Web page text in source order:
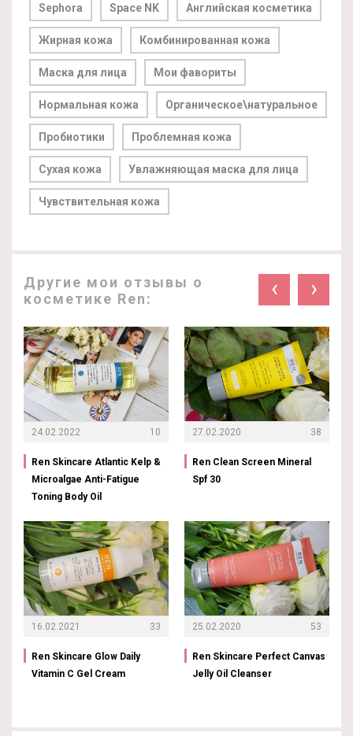
Sephora Space NK Английская косметика
Жирная кожа Комбинированная кожа
Маска для лица Мои фавориты
Нормальная кожа Органическое\натуральное
Пробиотики Проблемная кожа
Сухая кожа Увлажняющая маска для лица
Чувствительная кожа
Другие мои отзывы о
косметике Ren:
‹ ›
24.02.2022 10
Ren Skincare Atlantic Kelp &
Microalgae Anti-Fatigue
Toning Body Oil
16.02.2021 33
Ren Skincare Glow Daily
Vitamin C Gel Cream
27.02.2020 38
Ren Clean Screen Mineral
Spf 30
25.02.2020 53
Ren Skincare Perfect Canvas
Jelly Oil Cleanser